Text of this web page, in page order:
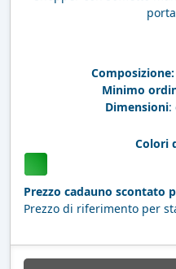
Composizione:
Minimo
Dimensioni:
Colori
Prezzo cadauno scontato
Prezzo di riferimento per